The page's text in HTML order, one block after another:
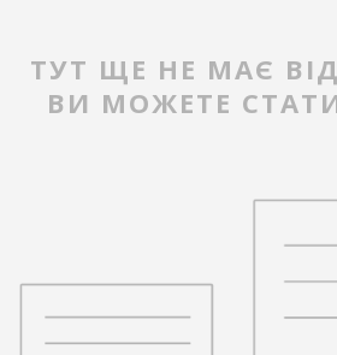
ТУТ ЩЕ НЕ МАЄ
ВИ МОЖЕТЕ